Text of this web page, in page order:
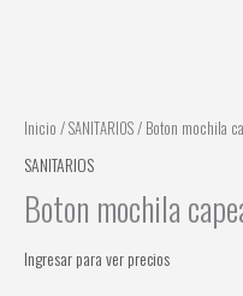
Inicio /SANITARIOS/ Boton mochila
SANITARIOS
Boton mochila
Ingresar para ver precios